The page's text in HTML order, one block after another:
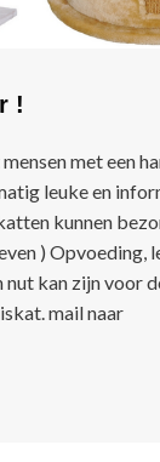
!
met een
leuke en
kunnen
) Opvoeding,
kan zijn voor
mail naar